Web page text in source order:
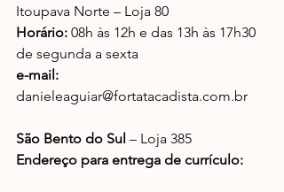
Itoupava Norte – Loja 80
Horário: 08h às 12h e das 13h às 17h30
de segunda a sexta
e-mail:
danieleaguiar@fortatacadista.com.br
São Bento do Sul – Loja 385
Endereço para entrega de currículo: